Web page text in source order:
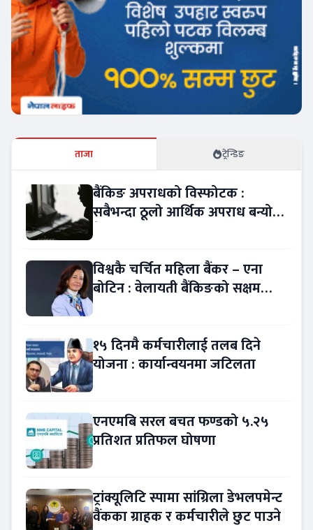
ताजा ट्रेन्डिङ
बैंकिङ अपराधको विस्फोटक :
सबैभन्दा ठूलो आर्थिक अपराध बन्यो
विश्वकै चर्चित महिला बैंकर – एना
बोटिन : वेलायती बैंकिङको सक्षम
१५ दिनमै कर्मचारीलाई तलब दिने
योजना : कार्यान्वयनमा जटिलता
एनएमबि सरल बचत फण्डको ५.२५
प्रतिशत प्रतिफल घोषणा
ट्रांक्यूलिटि स्पामा सांग्रिला डेभलपमेन्ट
वैंकका ग्राहक र कर्मचारीले छुट पाउने